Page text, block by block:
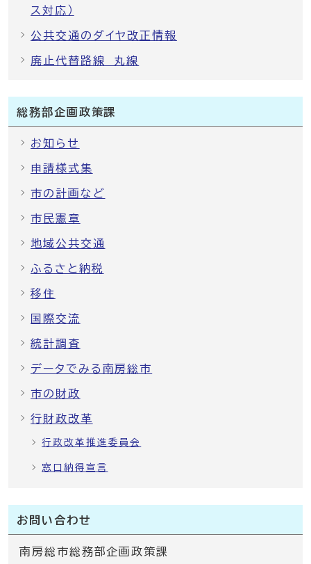
ス対応）
公共交通のダイヤ改正情報
廃止代替路線 丸線
総務部企画政策課
お知らせ
申請様式集
市の計画など
市民憲章
地域公共交通
ふるさと納税
移住
国際交流
統計調査
データでみる南房総市
市の財政
行財政改革
行政改革推進委員会
窓口納得宣言
お問い合わせ
南房総市総務部企画政策課